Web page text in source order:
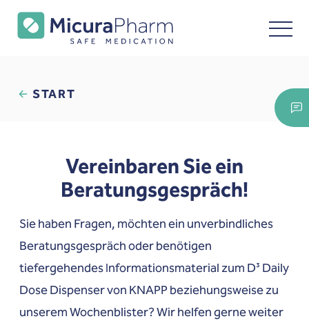
START
Vereinbaren Sie ein
Beratungsgespräch!
Sie haben Fragen, möchten ein unverbindliches
Beratungsgespräch oder benötigen
tiefergehendes Informationsmaterial zum D³ Daily
Dose Dispenser von KNAPP beziehungsweise zu
unserem Wochenblister? Wir helfen gerne weiter